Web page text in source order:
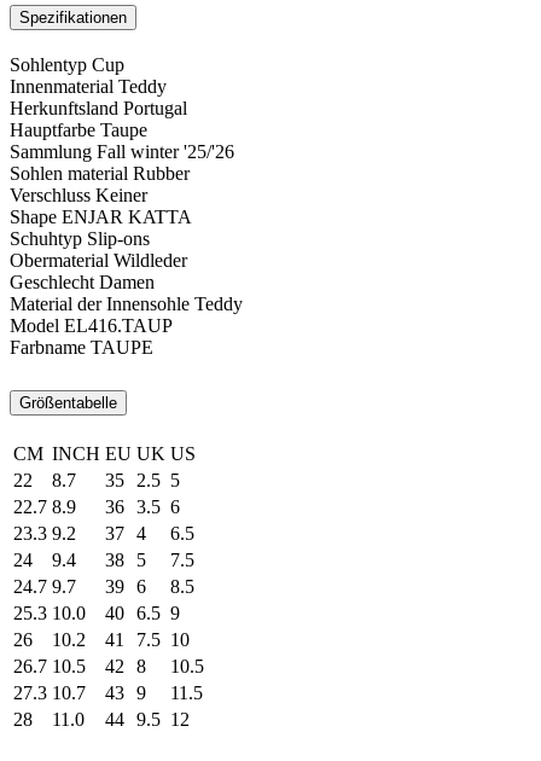
Spezifikationen
Sohlentyp Cup
Innenmaterial Teddy
Herkunftsland Portugal
Hauptfarbe Taupe
Sammlung Fall winter '25/'26
Sohlen material Rubber
Verschluss Keiner
Shape ENJAR KATTA
Schuhtyp Slip-ons
Obermaterial Wildleder
Geschlecht Damen
Material der Innensohle Teddy
Model EL416.TAUP
Farbname TAUPE
Größentabelle
CM INCH EU UK US
22
8.7 35 2.5 5
22.7 8.9 36 3.5 6
23.3 9.2 37 4
6.5
24
9.4 38 5
7.5
24.7 9.7 39 6
8.5
25.3 10.0 40 6.5 9
26
10.2 41 7.5 10
26.7 10.5 42 8
10.5
27.3 10.7 43 9
11.5
28
11.0 44 9.5 12